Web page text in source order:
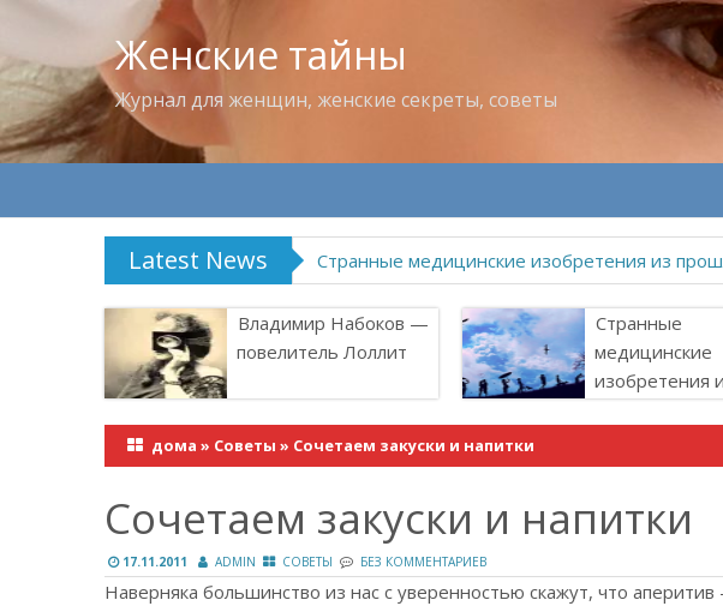
Женские тайны
Журнал для женщин, женские секреты, советы
Latest News Что пить в жару
Владимир Набоков —
повелитель Лоллит
Странные
медицинские
изобретения
дома » Советы » Сочетаем закуски и напитки
Сочетаем закуски и напитки
17.11.2011 ADMIN СОВЕТЫ БЕЗ КОММЕНТАРИЕВ
Наверняка большинство из нас с уверенностью скажут, что аперитив